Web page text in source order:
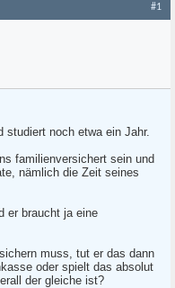
#1
studiert noch etwa ein Jahr.
familienversichert sein und
nämlich die Zeit seines
er braucht ja eine
muss, tut er das dann
oder spielt das absolut
der gleiche ist?